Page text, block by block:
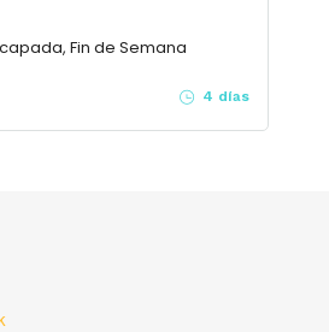
Fin de Semana
4 días